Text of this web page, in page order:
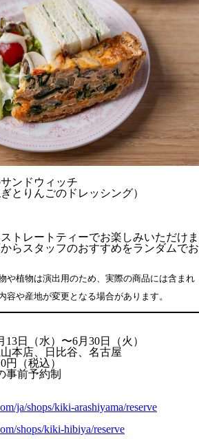
ンドウィッチ
とりんごのドレッシング）
トレートティーでお楽しみいただけま
らスタッフのおすすめをランダムでお
や植物は演出用のため、実際の商品には含まれ
や産地が変更となる場合があります。
13日（水）〜6月30日（火）
本店、日比谷、名古屋
円（税込）
事前予約制
ja/shops/kiki-arashiyama/reserve
shops/kiki-hibiya/reserve